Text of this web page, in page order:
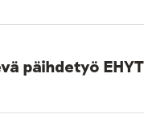
päihdetyö